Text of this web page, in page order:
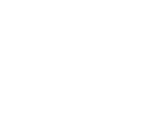
ょう起き
という
っとどう